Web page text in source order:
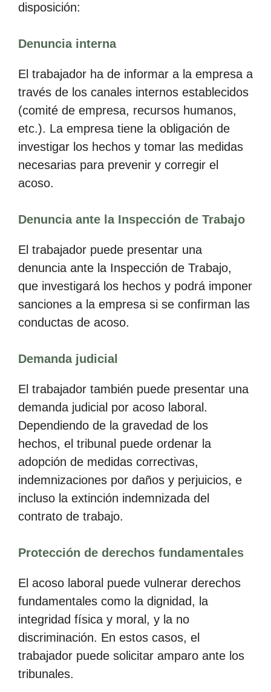
disposición:
Denuncia interna
El trabajador ha de informar a la empresa a
través de los canales internos establecidos
(comité de empresa, recursos humanos,
etc.). La empresa tiene la obligación de
investigar los hechos y tomar las medidas
necesarias para prevenir y corregir el
acoso.
Denuncia ante la Inspección de Trabajo
El trabajador puede presentar una
denuncia ante la Inspección de Trabajo,
que investigará los hechos y podrá imponer
sanciones a la empresa si se confirman las
conductas de acoso.
Demanda judicial
El trabajador también puede presentar una
demanda judicial por acoso laboral.
Dependiendo de la gravedad de los
hechos, el tribunal puede ordenar la
adopción de medidas correctivas,
indemnizaciones por daños y perjuicios, e
incluso la extinción indemnizada del
contrato de trabajo.
Protección de derechos fundamentales
El acoso laboral puede vulnerar derechos
fundamentales como la dignidad, la
integridad física y moral, y la no
discriminación. En estos casos, el
trabajador puede solicitar amparo ante los
tribunales.